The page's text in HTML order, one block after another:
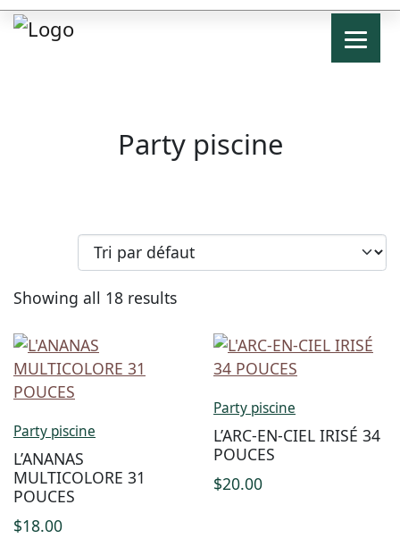
Party piscine
Showing all 18 results
Party piscine
L’ANANAS
MULTICOLORE 31
POUCES
$18.00
Party piscine
L’ARC-EN-CIEL IRISÉ 34
POUCES
$20.00